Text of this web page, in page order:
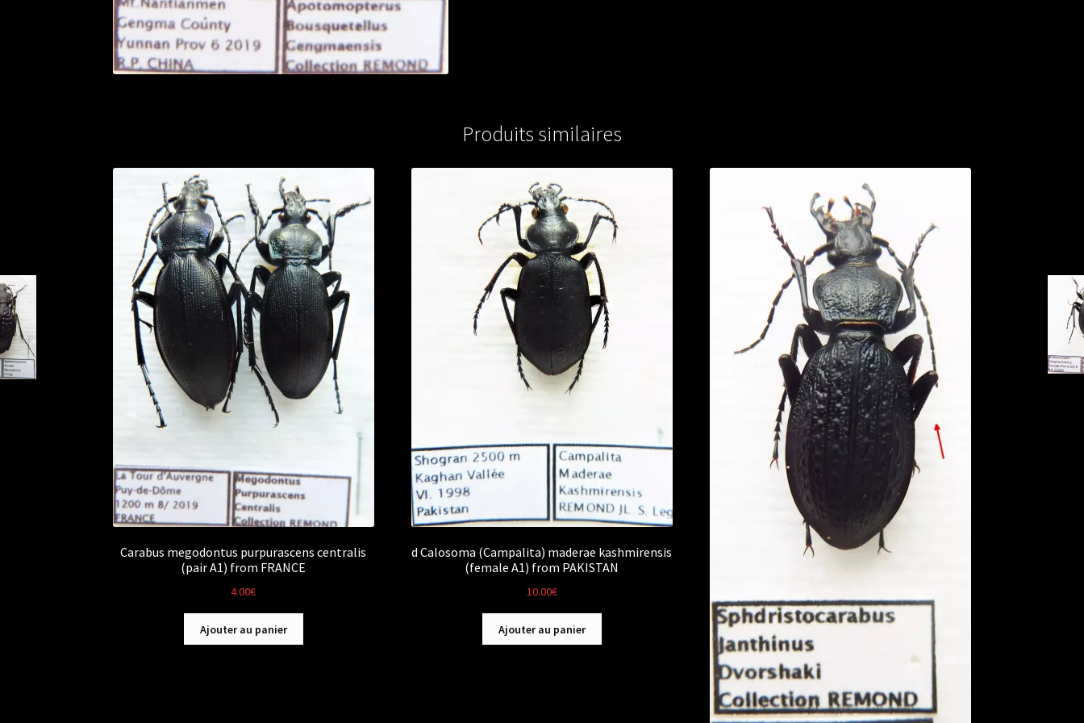
Produits similaires
Carabus megodontus purpurascens centralis
(pair A1) from FRANCE
4.00€
Ajouter au panier
d Calosoma (Campalita) maderae kashmirensis
(female A1) from PAKISTAN
10.00€
Ajouter au panier